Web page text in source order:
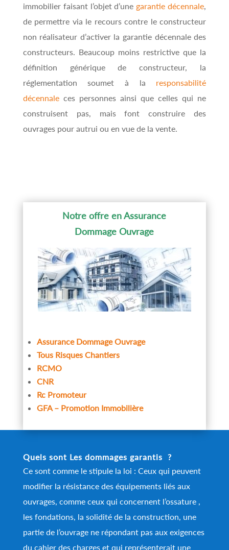
immobilier faisant l’objet d’une garantie décennale
de permettre via le recours contre le constructeur
non réalisateur d’activer la garantie décennale des
constructeurs. Beaucoup moins restrictive que la
définition générique de constructeur, la
réglementation soumet à la responsabilité
décennaleces personnes ainsi que celles qui ne
construisent pas, mais font construire des
ouvrages pour autrui ou en vue de la vente.
Notre offre en Assurance
Dommage Ouvrage
Assurance Dommage Ouvrage
Tous Risques Chantiers
RCMO
CNR
Rc Promoteur
GFA – Promotion Immobilière
Quels sont Les dommages garantis ?
Ce sont comme le stipule la loi : Ceux qui peuvent
modifier la résistance des équipements liés aux
ouvrages, comme ceux qui concernent l’ossature ,
les fondations, la solidité de la construction, une
partie de l’ouvrage ne répondant pas aux exigences
du cahier des charges et qui représenterait une